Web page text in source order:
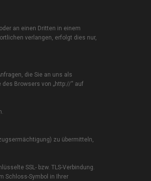
an einen Dritten in einem
verlangen, erfolgt dies nur,
die Sie an uns als
Browsers von „http://“ auf
zu übermitteln,
SSL- bzw. TLS-Verbindung.
Schloss-Symbol in Ihrer